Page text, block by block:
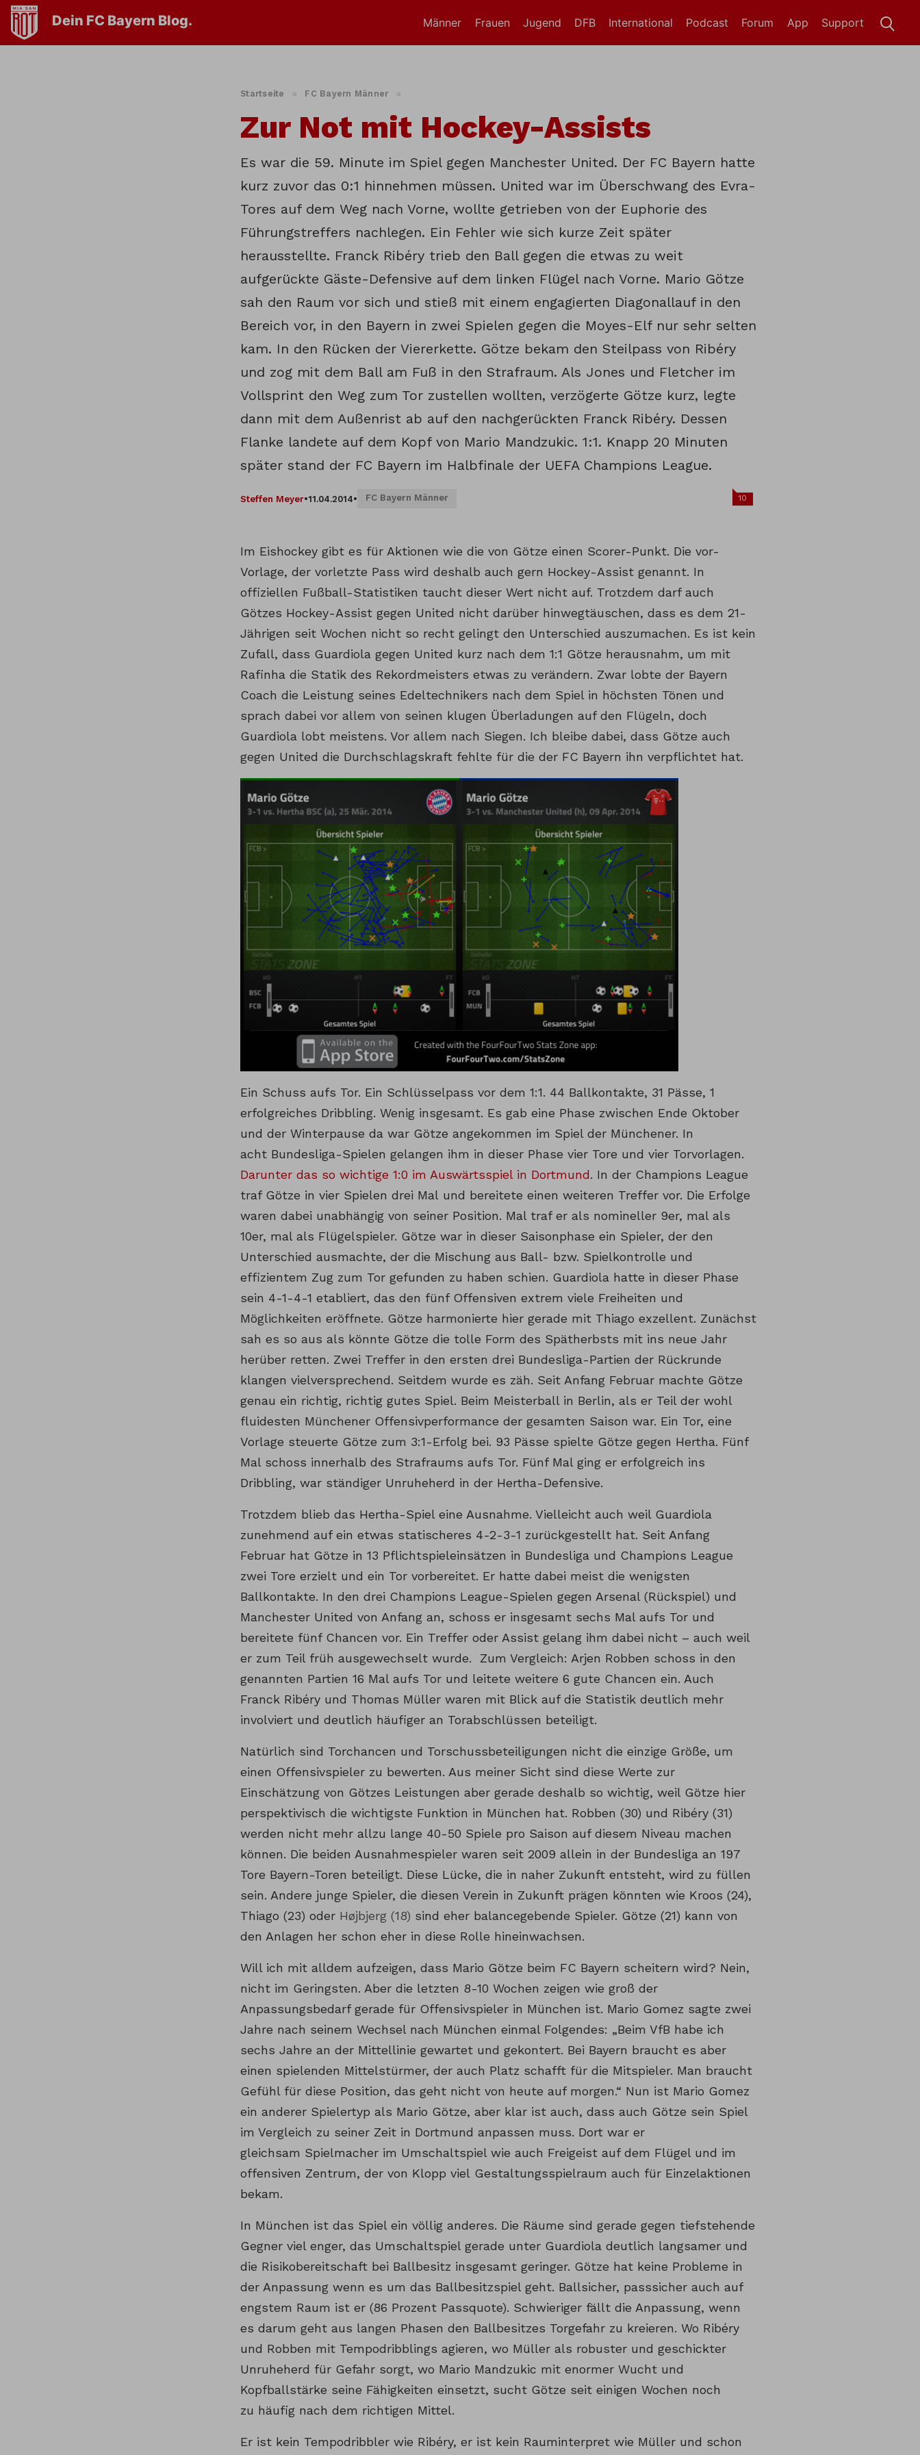
Dein FC Bayern Blog. Männer Frauen Jugend DFB International Support
App
Forum
Podcast
Startseite » FC Bayern Männer »
Zur Not mit Hockey-Assists
Es war die 59. Minute im Spiel gegen Manchester United. Der FC Bayern hatte
kurz zuvor das 0:1 hinnehmen müssen. United war im Überschwang des Evra-
Tores auf dem Weg nach Vorne, wollte getrieben von der Euphorie des
Führungstreffers nachlegen. Ein Fehler wie sich kurze Zeit später
herausstellte. Franck Ribéry trieb den Ball gegen die etwas zu weit
aufgerückte Gäste-Defensive auf dem linken Flügel nach Vorne. Mario Götze
sah den Raum vor sich und stieß mit einem engagierten Diagonallauf in den
Bereich vor, in den Bayern in zwei Spielen gegen die Moyes-Elf nur sehr selten
kam. In den Rücken der Viererkette. Götze bekam den Steilpass von Ribéry
und zog mit dem Ball am Fuß in den Strafraum. Als Jones und Fletcher im
Vollsprint den Weg zum Tor zustellen wollten, verzögerte Götze kurz, legte
dann mit dem Außenrist ab auf den nachgerückten Franck Ribéry. Dessen
Flanke landete auf dem Kopf von Mario Mandzukic. 1:1. Knapp 20 Minuten
später stand der FC Bayern im Halbfinale der UEFA Champions League.
Steffen Meyer•11.04.2014• FC Bayern Männer 10
Im Eishockey gibt es für Aktionen wie die von Götze einen Scorer-Punkt. Die vor-
Vorlage, der vorletzte Pass wird deshalb auch gern Hockey-Assist genannt. In
offiziellen Fußball-Statistiken taucht dieser Wert nicht auf. Trotzdem darf auch
Götzes Hockey-Assist gegen United nicht darüber hinwegtäuschen, dass es dem 21-
Jährigen seit Wochen nicht so recht gelingt den Unterschied auszumachen. Es ist kein
Zufall, dass Guardiola gegen United kurz nach dem 1:1 Götze herausnahm, um mit
Rafinha die Statik des Rekordmeisters etwas zu verändern. Zwar lobte der Bayern
Coach die Leistung seines Edeltechnikers nach dem Spiel in höchsten Tönen und
sprach dabei vor allem von seinen klugen Überladungen auf den Flügeln, doch
Guardiola lobt meistens. Vor allem nach Siegen. Ich bleibe dabei, dass Götze auch
gegen United die Durchschlagskraft fehlte für die der FC Bayern ihn verpflichtet hat.
Ein Schuss aufs Tor. Ein Schlüsselpass vor dem 1:1. 44 Ballkontakte, 31 Pässe, 1
erfolgreiches Dribbling. Wenig insgesamt. Es gab eine Phase zwischen Ende Oktober
und der Winterpause da war Götze angekommen im Spiel der Münchener. In
acht Bundesliga-Spielen gelangen ihm in dieser Phase vier Tore und vier Torvorlagen.
Darunter das so wichtige 1:0 im Auswärtsspiel in Dortmund. In der Champions League
traf Götze in vier Spielen drei Mal und bereitete einen weiteren Treffer vor. Die Erfolge
waren dabei unabhängig von seiner Position. Mal traf er als nomineller 9er, mal als
10er, mal als Flügelspieler. Götze war in dieser Saisonphase ein Spieler, der den
Unterschied ausmachte, der die Mischung aus Ball- bzw. Spielkontrolle und
effizientem Zug zum Tor gefunden zu haben schien. Guardiola hatte in dieser Phase
sein 4-1-4-1 etabliert, das den fünf Offensiven extrem viele Freiheiten und
Möglichkeiten eröffnete. Götze harmonierte hier gerade mit Thiago exzellent. Zunächst
sah es so aus als könnte Götze die tolle Form des Spätherbsts mit ins neue Jahr
herüber retten. Zwei Treffer in den ersten drei Bundesliga-Partien der Rückrunde
klangen vielversprechend. Seitdem wurde es zäh. Seit Anfang Februar machte Götze
genau ein richtig, richtig gutes Spiel. Beim Meisterball in Berlin, als er Teil der wohl
fluidesten Münchener Offensivperformance der gesamten Saison war. Ein Tor, eine
Vorlage steuerte Götze zum 3:1-Erfolg bei. 93 Pässe spielte Götze gegen Hertha. Fünf
Mal schoss innerhalb des Strafraums aufs Tor. Fünf Mal ging er erfolgreich ins
Dribbling, war ständiger Unruheherd in der Hertha-Defensive.
Trotzdem blieb das Hertha-Spiel eine Ausnahme. Vielleicht auch weil Guardiola
zunehmend auf ein etwas statischeres 4-2-3-1 zurückgestellt hat. Seit Anfang
Februar hat Götze in 13 Pflichtspieleinsätzen in Bundesliga und Champions League
zwei Tore erzielt und ein Tor vorbereitet. Er hatte dabei meist die wenigsten
Ballkontakte. In den drei Champions League-Spielen gegen Arsenal (Rückspiel) und
Manchester United von Anfang an, schoss er insgesamt sechs Mal aufs Tor und
bereitete fünf Chancen vor. Ein Treffer oder Assist gelang ihm dabei nicht – auch weil
er zum Teil früh ausgewechselt wurde. Zum Vergleich: Arjen Robben schoss in den
genannten Partien 16 Mal aufs Tor und leitete weitere 6 gute Chancen ein. Auch
Franck Ribéry und Thomas Müller waren mit Blick auf die Statistik deutlich mehr
involviert und deutlich häufiger an Torabschlüssen beteiligt.
Natürlich sind Torchancen und Torschussbeteiligungen nicht die einzige Größe, um
einen Offensivspieler zu bewerten. Aus meiner Sicht sind diese Werte zur
Einschätzung von Götzes Leistungen aber gerade deshalb so wichtig, weil Götze hier
perspektivisch die wichtigste Funktion in München hat. Robben (30) und Ribéry (31)
werden nicht mehr allzu lange 40-50 Spiele pro Saison auf diesem Niveau machen
können. Die beiden Ausnahmespieler waren seit 2009 allein in der Bundesliga an 197
Tore Bayern-Toren beteiligt. Diese Lücke, die in naher Zukunft entsteht, wird zu füllen
sein. Andere junge Spieler, die diesen Verein in Zukunft prägen könnten wie Kroos (24),
Thiago (23) oder Højbjerg (18) sind eher balancegebende Spieler. Götze (21) kann von
den Anlagen her schon eher in diese Rolle hineinwachsen.
Will ich mit alldem aufzeigen, dass Mario Götze beim FC Bayern scheitern wird? Nein,
nicht im Geringsten. Aber die letzten 8-10 Wochen zeigen wie groß der
Anpassungsbedarf gerade für Offensivspieler in München ist. Mario Gomez sagte zwei
Jahre nach seinem Wechsel nach München einmal Folgendes: „Beim VfB habe ich
sechs Jahre an der Mittellinie gewartet und gekontert. Bei Bayern braucht es aber
einen spielenden Mittelstürmer, der auch Platz schafft für die Mitspieler. Man braucht
Gefühl für diese Position, das geht nicht von heute auf morgen.“ Nun ist Mario Gomez
ein anderer Spielertyp als Mario Götze, aber klar ist auch, dass auch Götze sein Spiel
im Vergleich zu seiner Zeit in Dortmund anpassen muss. Dort war er
gleichsam Spielmacher im Umschaltspiel wie auch Freigeist auf dem Flügel und im
offensiven Zentrum, der von Klopp viel Gestaltungsspielraum auch für Einzelaktionen
bekam.
In München ist das Spiel ein völlig anderes. Die Räume sind gerade gegen tiefstehende
Gegner viel enger, das Umschaltspiel gerade unter Guardiola deutlich langsamer und
die Risikobereitschaft bei Ballbesitz insgesamt geringer. Götze hat keine Probleme in
der Anpassung wenn es um das Ballbesitzspiel geht. Ballsicher, passsicher auch auf
engstem Raum ist er (86 Prozent Passquote). Schwieriger fällt die Anpassung, wenn
es darum geht aus langen Phasen den Ballbesitzes Torgefahr zu kreieren. Wo Ribéry
und Robben mit Tempodribblings agieren, wo Müller als robuster und geschickter
Unruheherd für Gefahr sorgt, wo Mario Mandzukic mit enormer Wucht und
Kopfballstärke seine Fähigkeiten einsetzt, sucht Götze seit einigen Wochen noch
zu häufig nach dem richtigen Mittel.
Er ist kein Tempodribbler wie Ribéry, er ist kein Rauminterpret wie Müller und schon